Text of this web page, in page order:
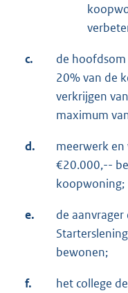
c.
de
20% van de
verkrijgen
maximum
d.
meerwerk
€20.000,--
koopwoning;
e.
de
bewonen;
f.
het college